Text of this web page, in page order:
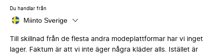
Du handlar från
Miinto Sverige
Till skillnad från de flesta andra modeplattformar har vi inget
lager. Faktum är att vi inte äger några kläder alls. Istället är